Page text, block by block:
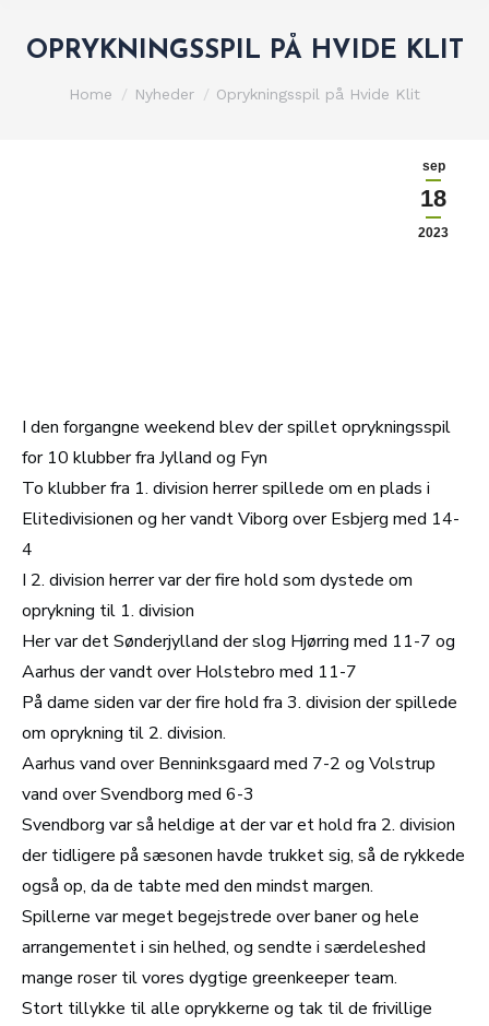
OPRYKNINGSSPIL PÅ HVIDE KLIT
You are here:
Home Nyheder Oprykningsspil på Hvide Klit
sep
18
2023
I den forgangne weekend blev der spillet oprykningsspil
for 10 klubber fra Jylland og Fyn
To klubber fra 1. division herrer spillede om en plads i
Elitedivisionen og her vandt Viborg over Esbjerg med 14-
4
I 2. division herrer var der fire hold som dystede om
oprykning til 1. division
Her var det Sønderjylland der slog Hjørring med 11-7 og
Aarhus der vandt over Holstebro med 11-7
På dame siden var der fire hold fra 3. division der spillede
om oprykning til 2. division.
Aarhus vand over Benninksgaard med 7-2 og Volstrup
vand over Svendborg med 6-3
Svendborg var så heldige at der var et hold fra 2. division
der tidligere på sæsonen havde trukket sig, så de rykkede
også op, da de tabte med den mindst margen.
Spillerne var meget begejstrede over baner og hele
arrangementet i sin helhed, og sendte i særdeleshed
mange roser til vores dygtige greenkeeper team.
Stort tillykke til alle oprykkerne og tak til de frivillige